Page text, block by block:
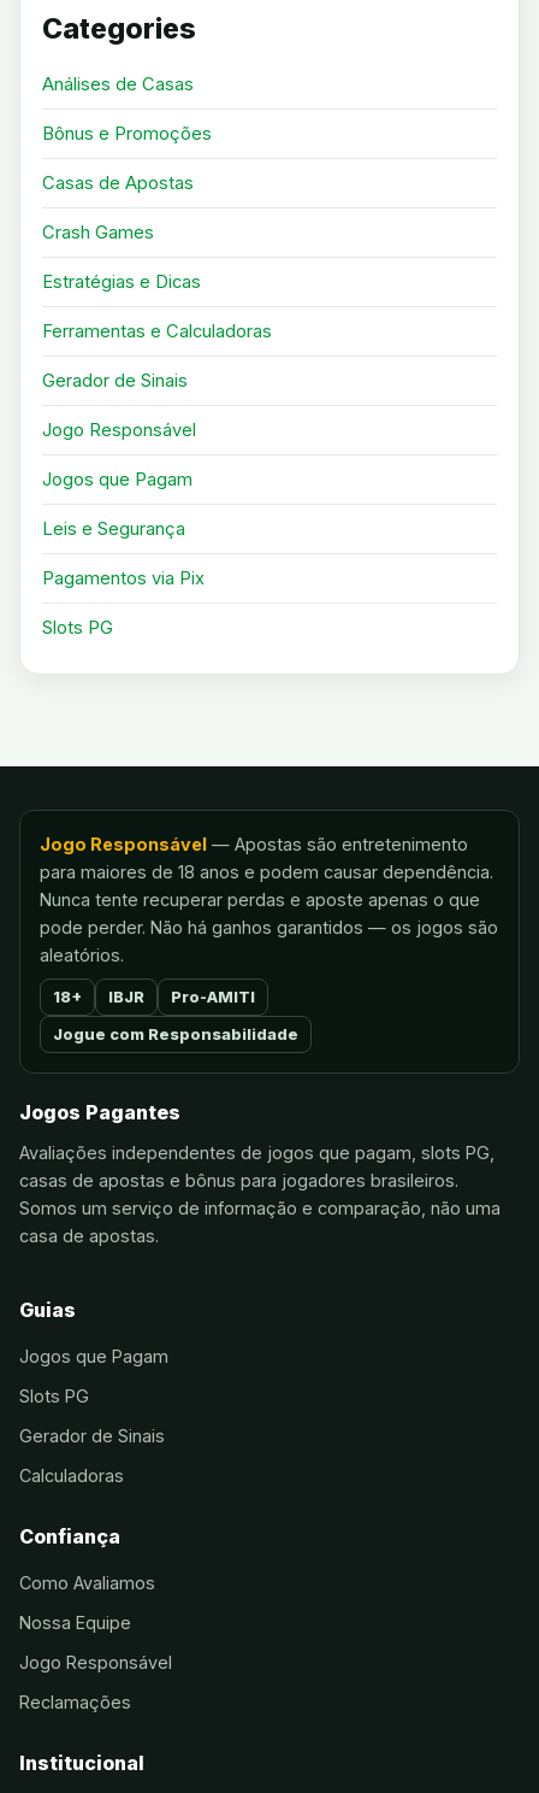
Categories
Análises de Casas
Bônus e Promoções
Casas de Apostas
Crash Games
Estratégias e Dicas
Ferramentas e Calculadoras
Gerador de Sinais
Jogo Responsável
Jogos que Pagam
Leis e Segurança
Pagamentos via Pix
Slots PG
Jogo Responsável — Apostas são entretenimento
para maiores de 18 anos e podem causar dependência.
Nunca tente recuperar perdas e aposte apenas o que
pode perder. Não há ganhos garantidos — os jogos são
aleatórios.
18+ IBJR Pro-AMITI
Jogue com Responsabilidade
Jogos Pagantes
Avaliações independentes de jogos que pagam, slots PG,
casas de apostas e bônus para jogadores brasileiros.
Somos um serviço de informação e comparação, não uma
casa de apostas.
Guias
Jogos que Pagam
Slots PG
Gerador de Sinais
Calculadoras
Confiança
Como Avaliamos
Nossa Equipe
Jogo Responsável
Reclamações
Institucional